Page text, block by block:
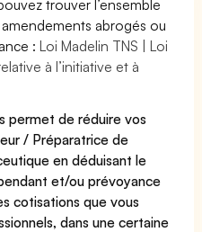
trouver l’ensemble
abrogés ou
:Loi Madelin TNS | Loi
à l’initiative et à
permet de réduire vos
/ Préparatrice de
en déduisant le
et/ou prévoyance
cotisations que vous
dans une certaine